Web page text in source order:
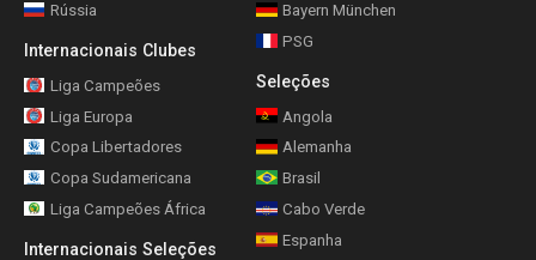
Rússia
Internacionais Clubes
Liga Campeões
Liga Europa
Copa Libertadores
Copa Sudamericana
Liga Campeões África
Internacionais Seleções
Bayern München
PSG
Seleções
Angola
Alemanha
Brasil
Cabo Verde
Espanha